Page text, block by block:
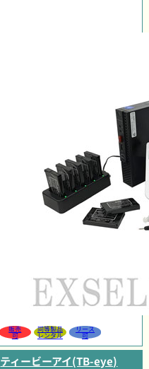
販売
可
同等製品
レンタル
リース
可
ティービーアイ(TB-eye)